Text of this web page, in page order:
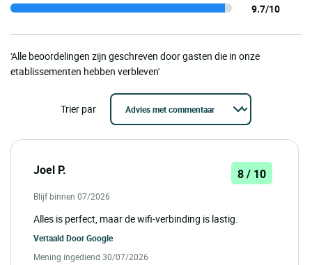
9.7/10
'Alle beoordelingen zijn geschreven door gasten die in onze
etablissementen hebben verbleven'
Trier par
Joel P. 8 / 10
Blijf binnen 07/2026
Alles is perfect, maar de wifi-verbinding is lastig.
Vertaald DoorGoogle
Mening ingediend 30/07/2026